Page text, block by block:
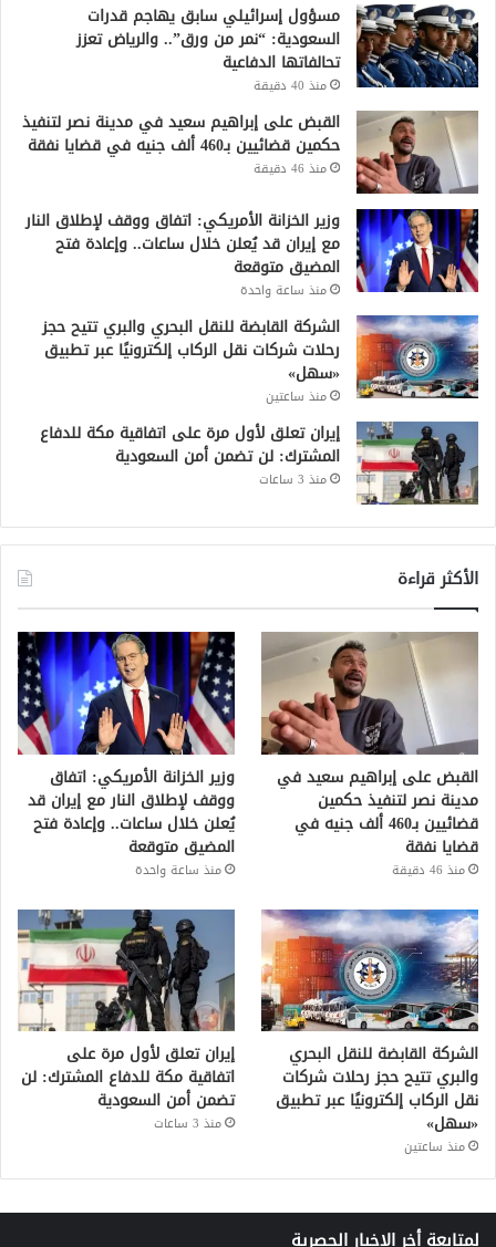
مسؤول إسرائيلي سابق يهاجم قدرات
السعودية: “نمر من ورق”.. والرياض تعزز
تحالفاتها الدفاعية
منذ 40 دقيقة
القبض على إبراهيم سعيد في مدينة نصر لتنفيذ
حكمين قضائيين بـ460 ألف جنيه في قضايا نفقة
منذ 46 دقيقة
وزير الخزانة الأمريكي: اتفاق ووقف لإطلاق النار
مع إيران قد يُعلن خلال ساعات.. وإعادة فتح
المضيق متوقعة
منذ ساعة واحدة
الشركة القابضة للنقل البحري والبري تتيح حجز
رحلات شركات نقل الركاب إلكترونيًا عبر تطبيق
«سهل»
منذ ساعتين
إيران تعلق لأول مرة على اتفاقية مكة للدفاع
المشترك: لن تضمن أمن السعودية
منذ 3 ساعات
الأكثر قراءة
القبض على إبراهيم سعيد في
مدينة نصر لتنفيذ حكمين
قضائيين بـ460 ألف جنيه في
قضايا نفقة
منذ 46 دقيقة
وزير الخزانة الأمريكي: اتفاق
ووقف لإطلاق النار مع إيران قد
يُعلن خلال ساعات.. وإعادة فتح
المضيق متوقعة
منذ ساعة واحدة
الشركة القابضة للنقل البحري
والبري تتيح حجز رحلات شركات
نقل الركاب إلكترونيًا عبر تطبيق
«سهل»
منذ ساعتين
إيران تعلق لأول مرة على
اتفاقية مكة للدفاع المشترك: لن
تضمن أمن السعودية
منذ 3 ساعات
لمتابعة أخر الاخبار الحصرية